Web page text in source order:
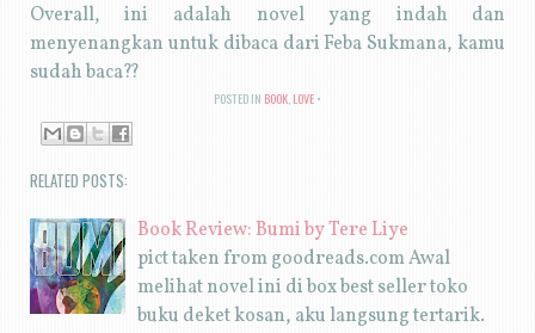
Overall, ini adalah novel yang indah dan
menyenangkan untuk dibaca dari Feba Sukmana, kamu
sudah baca??
POSTED IN BOOK, LOVE
RELATED POSTS:
Book Review: Bumi by Tere Liye
pict taken from goodreads.com Awal
melihat novel ini di box best seller toko
buku deket kosan, aku langsung tertarik.